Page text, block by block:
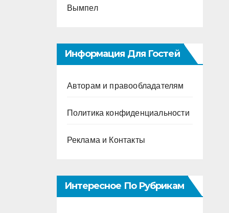
Вымпел
Информация Для Гостей
Авторам и правообладателям
Политика конфиденциальности
Реклама и Контакты
Интересное По Рубрикам